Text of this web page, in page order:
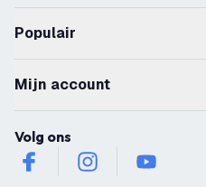
Populair
Mijn account
Volg ons
facebookinstagramyoutube